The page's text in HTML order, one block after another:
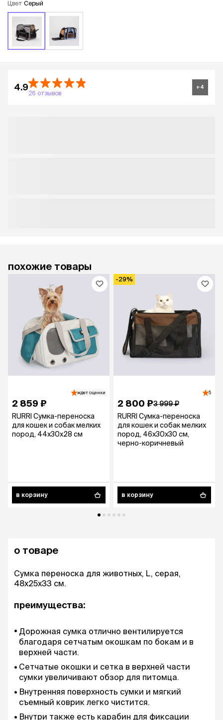
Цвет Серый
4.9
26 отзывов
+4
похожие товары
ждет оценки
2 859 ₽
RURRI Сумка-переноска
для кошек и собак мелких
пород, 44х30х28 см
в корзину
-29%
5
2 800 ₽3 999 ₽
RURRI Сумка-переноска
для кошек и собак мелких
пород, 46х30х30 см,
черно-коричневый
в корзину
о товаре
Сумка переноска для животных, L, серая,
48х25х33 см.
преимущества:
Дорожная сумка отлично вентилируется
благодаря сетчатым окошкам по бокам и в
верхней части.
Сетчатые окошки и сетка в верхней части
сумки увеличивают обзор для питомца.
Внутренняя поверхность сумки и мягкий
съемный коврик легко чистится.
Внутри также есть карабин для фиксации